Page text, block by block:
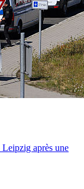
après une